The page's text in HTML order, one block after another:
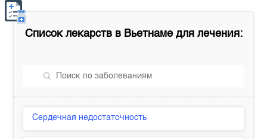
Список лекарств в Вьетнамедля лечения:
Сердечная недостаточность